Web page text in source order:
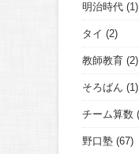
明治時代 (1)
タイ (2)
教師教育 (2)
そろばん (1)
チーム算数
野口塾 (67)